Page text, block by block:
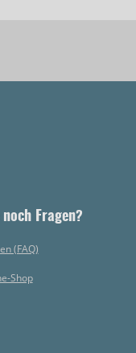
noch Fragen?
(FAQ)
Shop